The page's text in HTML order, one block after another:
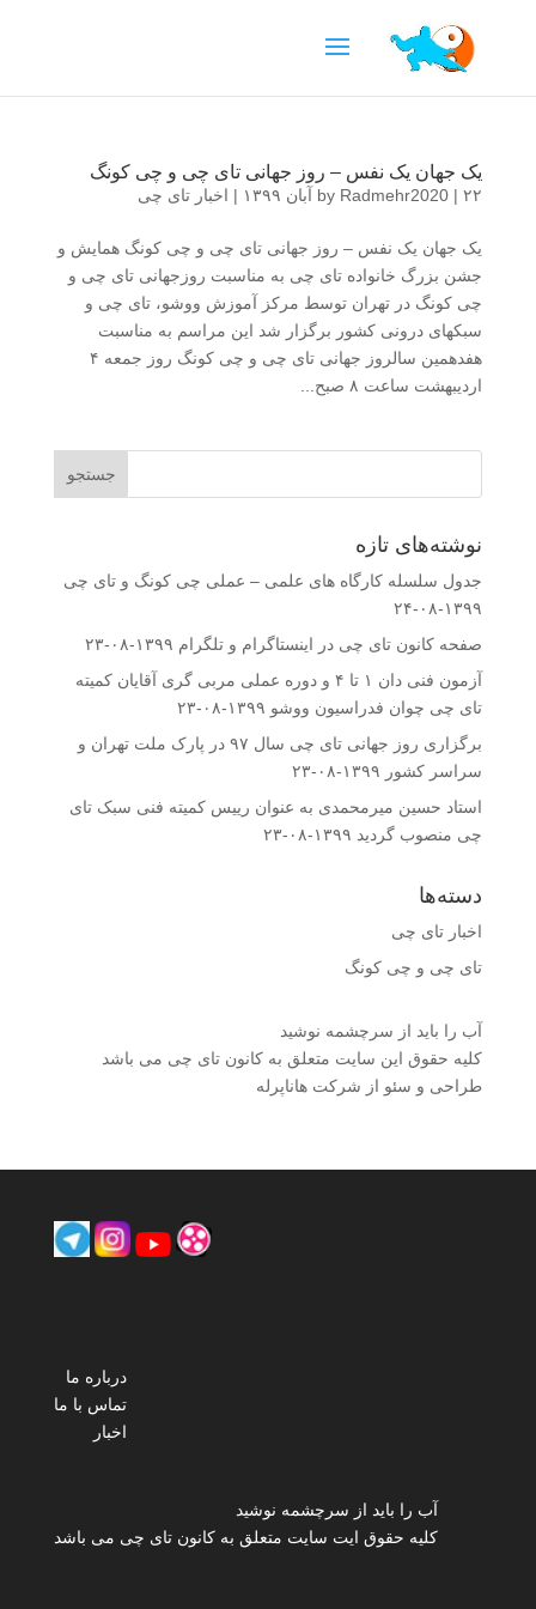
یک جهان یک نفس – روز جهانی تای چی و چی کونگ
by Radmehr2020 |۲۲ آبان ۱۳۹۹ | اخبار تای چی
یک جهان یک نفس – روز جهانی تای چی و چی کونگ همایش و
جشن بزرگ خانواده تای چی به مناسبت روزجهانی تای چی و
چی کونگ در تهران توسط مرکز آموزش ووشو، تای چی و
سبکهای درونی کشور برگزار شد این مراسم به مناسبت
هفدهمین سالروز جهانی تای چی و چی کونگ روز جمعه ۴
اردیبهشت ساعت ۸ صبح...
نوشته‌های تازه
جدول سلسله کارگاه های علمی – عملی چی کونگ و تای چی
۱۳۹۹-۰۸-۲۴
صفحه کانون تای چی در اینستاگرام و تلگرام ۱۳۹۹-۰۸-۲۳
آزمون فنی دان ۱ تا ۴ و دوره عملی مربی گری آقایان کمیته
تای چی چوان فدراسیون ووشو ۱۳۹۹-۰۸-۲۳
برگزاری روز جهانی تای چی سال ۹۷ در پارک ملت تهران و
سراسر کشور ۱۳۹۹-۰۸-۲۳
استاد حسین میرمحمدى به عنوان رییس کمیته فنى سبک تای
چی منصوب گردید ۱۳۹۹-۰۸-۲۳
دسته‌ها
اخبار تای چی
تای چی و چی کونگ
آب را باید از سرچشمه نوشید
کلیه حقوق این سایت متعلق به کانون تای چی می باشد
طراحی و سئو از شرکت هاناپرله
درباره ما
تماس با ما
اخبار
آب را باید از سرچشمه نوشید
کلیه حقوق ایت سایت متعلق به کانون تای چی می باشد